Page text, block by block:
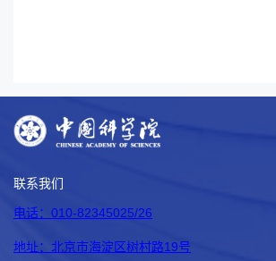
联系我们
电话：010-82345025/26
地址：北京市海淀区树村路19号